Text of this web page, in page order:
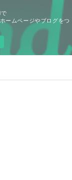
ームページやブログをつ